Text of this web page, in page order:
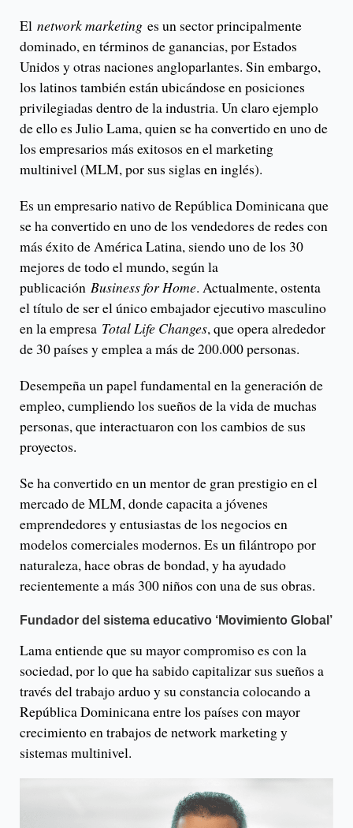
El network marketing es un sector principalmente
dominado, en términos de ganancias, por Estados
Unidos y otras naciones angloparlantes. Sin embargo,
los latinos también están ubicándose en posiciones
privilegiadas dentro de la industria. Un claro ejemplo
de ello es Julio Lama, quien se ha convertido en uno de
los empresarios más exitosos en el marketing
multinivel (MLM, por sus siglas en inglés).
Es un empresario nativo de República Dominicana que
se ha convertido en uno de los vendedores de redes con
más éxito de América Latina, siendo uno de los 30
mejores de todo el mundo, según la
publicación Business for Home. Actualmente, ostenta
el título de ser el único embajador ejecutivo masculino
en la empresa Total Life Changes, que opera alrededor
de 30 países y emplea a más de 200.000 personas.
Desempeña un papel fundamental en la generación de
empleo, cumpliendo los sueños de la vida de muchas
personas, que interactuaron con los cambios de sus
proyectos.
Se ha convertido en un mentor de gran prestigio en el
mercado de MLM, donde capacita a jóvenes
emprendedores y entusiastas de los negocios en
modelos comerciales modernos. Es un filántropo por
naturaleza, hace obras de bondad, y ha ayudado
recientemente a más 300 niños con una de sus obras.
Fundador del sistema educativo ‘Movimiento Global’
Lama entiende que su mayor compromiso es con la
sociedad, por lo que ha sabido capitalizar sus sueños a
través del trabajo arduo y su constancia colocando a
República Dominicana entre los países con mayor
crecimiento en trabajos de network marketing y
sistemas multinivel.